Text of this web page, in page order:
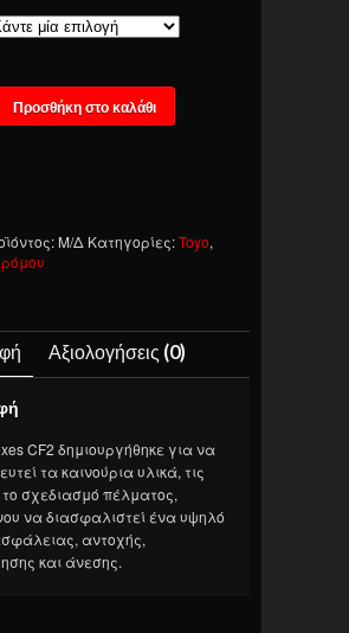
Προσθήκη στο καλάθι
Μ/Δ Κατηγορίες:Toyo,
Αξιολογήσεις (0)
CF2 δημιουργήθηκε για να
τα καινούρια υλικά, τις
το σχεδιασμό πέλματος,
να διασφαλιστεί ένα υψηλό
αντοχής,
και άνεσης.